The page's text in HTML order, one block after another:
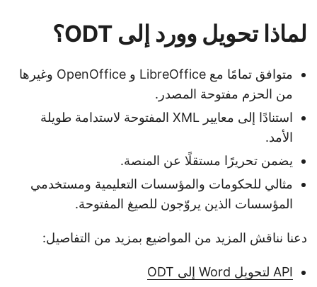
لماذا تحويل وورد إلى ODT؟
متوافق تمامًا مع LibreOffice و OpenOffice وغيرها
من الحزم مفتوحة المصدر.
استنادًا إلى معايير XML المفتوحة لاستدامة طويلة
الأمد.
يضمن تحريرًا مستقلًا عن المنصة.
مثالي للحكومات والمؤسسات التعليمية ومستخدمي
المؤسسات الذين يروّجون للصيغ المفتوحة.
دعنا نناقش المزيد من المواضيع بمزيد من التفاصيل:
API لتحويل Word إلى ODT